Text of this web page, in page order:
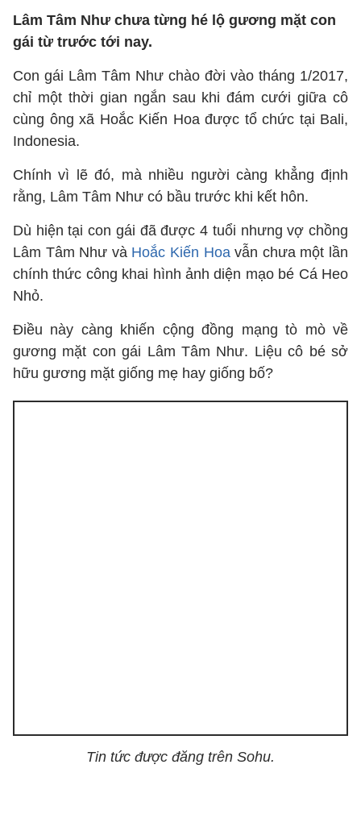
Lâm Tâm Như chưa từng hé lộ gương mặt con
gái từ trước tới nay.
Con gái Lâm Tâm Như chào đời vào tháng 1/2017,
chỉ một thời gian ngắn sau khi đám cưới giữa cô
cùng ông xã Hoắc Kiến Hoa được tổ chức tại Bali,
Indonesia.
Chính vì lẽ đó, mà nhiều người càng khẳng định
rằng, Lâm Tâm Như có bầu trước khi kết hôn.
Dù hiện tại con gái đã được 4 tuổi nhưng vợ chồng
Lâm Tâm Như và Hoắc Kiến Hoavẫn chưa một lần
chính thức công khai hình ảnh diện mạo bé Cá Heo
Nhỏ.
Điều này càng khiến cộng đồng mạng tò mò về
gương mặt con gái Lâm Tâm Như. Liệu cô bé sở
hữu gương mặt giống mẹ hay giống bố?
Tin tức được đăng trên Sohu.